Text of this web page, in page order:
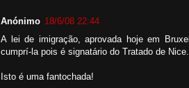
Anónimo 18/6/08 22:44
A lei de imigração, aprovada hoje em
cumprí-la pois é signatário do Tratado de Nice.
Isto é uma fantochada!